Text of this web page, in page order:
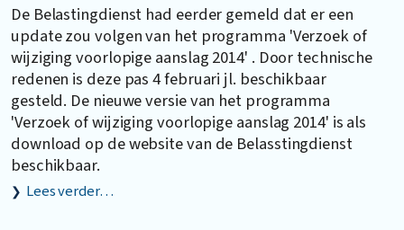
De Belastingdienst had eerder gemeld dat er een
update zou volgen van het programma 'Verzoek of
wijziging voorlopige aanslag 2014' . Door technische
redenen is deze pas 4 februari jl. beschikbaar
gesteld. De nieuwe versie van het programma
'Verzoek of wijziging voorlopige aanslag 2014' is als
download op de website van de Belasstingdienst
beschikbaar.
Lees verder…